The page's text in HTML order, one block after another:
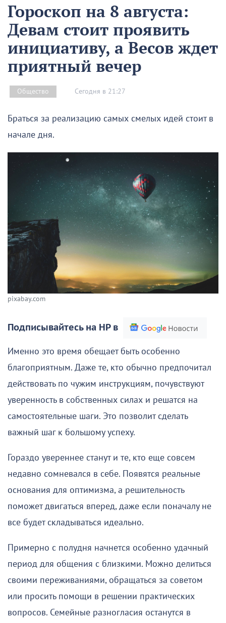
Гороскоп на 8 августа:
Девам стоит проявить
инициативу, а Весов ждет
приятный вечер
Общество Сегодня в 21:27
Браться за реализацию самых смелых идей стоит в
начале дня.
pixabay.com
Подписывайтесь на НР в
Именно это время обещает быть особенно
благоприятным. Даже те, кто обычно предпочитал
действовать по чужим инструкциям, почувствуют
уверенность в собственных силах и решатся на
самостоятельные шаги. Это позволит сделать
важный шаг к большому успеху.
Гораздо увереннее станут и те, кто еще совсем
недавно сомневался в себе. Появятся реальные
основания для оптимизма, а решительность
поможет двигаться вперед, даже если поначалу не
все будет складываться идеально.
Примерно с полудня начнется особенно удачный
период для общения с близкими. Можно делиться
своими переживаниями, обращаться за советом
или просить помощи в решении практических
вопросов. Семейные разногласия останутся в